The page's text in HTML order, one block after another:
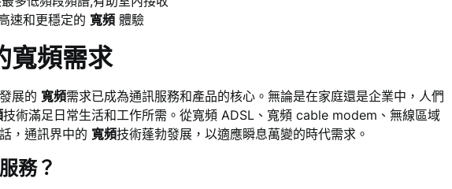
速和更穩定的 寬頻 體驗
寬頻需求
展的 寬頻需求已成為通訊服務和產品的核心。無論是在家庭還是企業中，人們
技術滿足日常生活和工作所需。從寬頻 ADSL、寬頻 cable modem、無線區域
，通訊界中的 寬頻技術蓬勃發展，以適應瞬息萬變的時代需求。
務？